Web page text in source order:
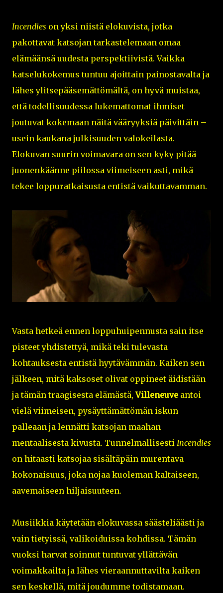
Incendies on yksi niistä elokuvista, jotka
pakottavat katsojan tarkastelemaan omaa
elämäänsä uudesta perspektiivistä. Vaikka
katselukokemus tuntuu ajoittain painostavalta ja
lähes ylitsepääsemättömältä, on hyvä muistaa,
että todellisuudessa lukemattomat ihmiset
joutuvat kokemaan näitä vääryyksiä päivittäin –
usein kaukana julkisuuden valokeilasta.
Elokuvan suurin voimavara on sen kyky pitää
juonenkäänne piilossa viimeiseen asti, mikä
tekee loppuratkaisusta entistä vaikuttavamman.
Vasta hetkeä ennen loppuhuipennusta sain itse
pisteet yhdistettyä, mikä teki tulevasta
kohtauksesta entistä hyytävämmän. Kaiken sen
jälkeen, mitä kaksoset olivat oppineet äidistään
ja tämän traagisesta elämästä,Villeneuve antoi
vielä viimeisen, pysäyttämättömän iskun
palleaan ja lennätti katsojan maahan
mentaalisesta kivusta. Tunnelmallisesti Incendies
on hitaasti katsojaa sisältäpäin murentava
kokonaisuus, joka nojaa kuoleman kaltaiseen,
aavemaiseen hiljaisuuteen.
Musiikkia käytetään elokuvassa säästeliäästi ja
vain tietyissä, valikoiduissa kohdissa. Tämän
vuoksi harvat soinnut tuntuvat yllättävän
voimakkailta ja lähes vieraannuttavilta kaiken
sen keskellä, mitä joudumme todistamaan.